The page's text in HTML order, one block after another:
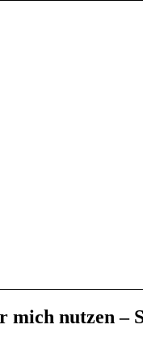
nutzen –